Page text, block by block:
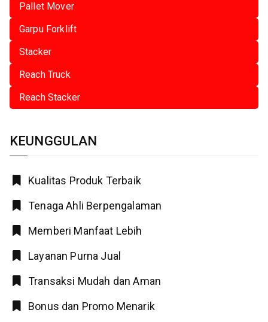
Pallet Mover
Garpu Forklift
Stacker
Reach Truck
Reach Stacker
KEUNGGULAN
Kualitas Produk Terbaik
Tenaga Ahli Berpengalaman
Memberi Manfaat Lebih
Layanan Purna Jual
Transaksi Mudah dan Aman
Bonus dan Promo Menarik